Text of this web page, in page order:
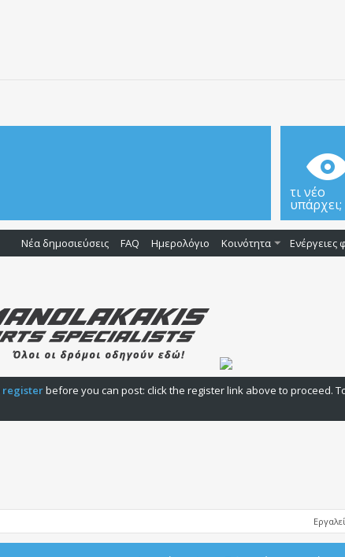
τι νέο
υπάρχει;
Νέα δημοσιεύσεις FAQ Ημερολόγιο Κοινότητα Ενέργειες
registerbefore you can post: click the register link above to proceed.